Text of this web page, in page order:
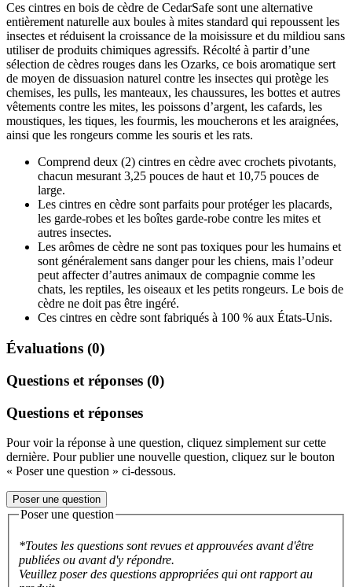
Ces cintres en bois de cèdre de CedarSafe sont une alternative
entièrement naturelle aux boules à mites standard qui repoussent les
insectes et réduisent la croissance de la moisissure et du mildiou sans
utiliser de produits chimiques agressifs. Récolté à partir d’une
sélection de cèdres rouges dans les Ozarks, ce bois aromatique sert
de moyen de dissuasion naturel contre les insectes qui protège les
chemises, les pulls, les manteaux, les chaussures, les bottes et autres
vêtements contre les mites, les poissons d’argent, les cafards, les
moustiques, les tiques, les fourmis, les moucherons et les araignées,
ainsi que les rongeurs comme les souris et les rats.
Comprend deux (2) cintres en cèdre avec crochets pivotants,
chacun mesurant 3,25 pouces de haut et 10,75 pouces de
large.
Les cintres en cèdre sont parfaits pour protéger les placards,
les garde-robes et les boîtes garde-robe contre les mites et
autres insectes.
Les arômes de cèdre ne sont pas toxiques pour les humains et
sont généralement sans danger pour les chiens, mais l’odeur
peut affecter d’autres animaux de compagnie comme les
chats, les reptiles, les oiseaux et les petits rongeurs. Le bois de
cèdre ne doit pas être ingéré.
Ces cintres en cèdre sont fabriqués à 100 % aux États-Unis.
Évaluations (0)
Questions et réponses (0)
Questions et réponses
Pour voir la réponse à une question, cliquez simplement sur cette
dernière. Pour publier une nouvelle question, cliquez sur le bouton
« Poser une question » ci-dessous.
Poser une question
Poser une question
*Toutes les questions sont revues et approuvées avant d'être
publiées ou avant d'y répondre.
Veuillez poser des questions appropriées qui ont rapport au